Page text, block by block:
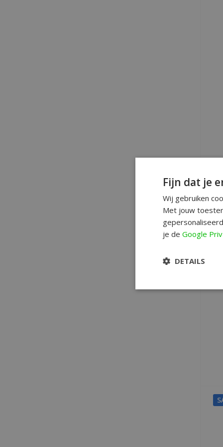
Fijn dat je
Wij gebruiken
Met jouw
je de Google
DETAILS